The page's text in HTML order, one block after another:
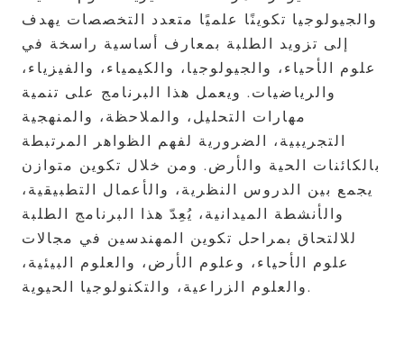
والجيولوجيا تكوينًا علميًا متعدد التخصصات يهدف
إلى تزويد الطلبة بمعارف أساسية راسخة في
علوم الأحياء، والجيولوجيا، والكيمياء، والفيزياء،
والرياضيات. ويعمل هذا البرنامج على تنمية
مهارات التحليل، والملاحظة، والمنهجية
التجريبية، الضرورية لفهم الظواهر المرتبطة
بالكائنات الحية والأرض. ومن خلال تكوين متوازن
يجمع بين الدروس النظرية، والأعمال التطبيقية،
والأنشطة الميدانية، يُعِدّ هذا البرنامج الطلبة
للالتحاق بمراحل تكوين المهندسين في مجالات
علوم الأحياء، وعلوم الأرض، والعلوم البيئية،
والعلوم الزراعية، والتكنولوجيا الحيوية.